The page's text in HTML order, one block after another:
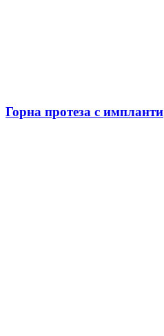
Горна протеза с импланти